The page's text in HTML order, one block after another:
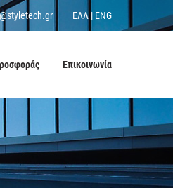
ΕΛΛ | ENG
Επικοινωνία